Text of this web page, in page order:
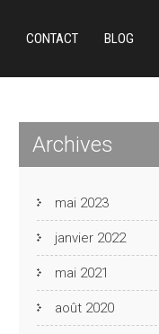
CONTACT BLOG
Archives
mai 2023
janvier 2022
mai 2021
août 2020